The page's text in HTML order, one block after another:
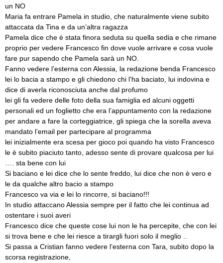
un NO
Maria fa entrare Pamela in studio, che naturalmente viene subito
attaccata da Tina e da un’altra ragazza
Pamela dice che è stata finora seduta su quella sedia e che rimane
proprio per vedere Francesco fin dove vuole arrivare e cosa vuole
fare pur sapendo che Pamela sarà un NO.
Fanno vedere l’esterna con Alessia, la redazione benda Francesco
lei lo bacia a stampo e gli chiedono chi l’ha baciato, lui indovina e
dice di averla riconosciuta anche dal profumo
lei gli fa vedere delle foto della sua famiglia ed alcuni oggetti
personali ed un foglietto che era l’appuntamento con la redazione
per andare a fare la corteggiatrice, gli spiega che la sorella aveva
mandato l’email per partecipare al programma
lei inizialmente era scesa per gioco poi quando ha visto Francesco
le è subito piaciuto tanto, adesso sente di provare qualcosa per lui
…. sta bene con lui
Si baciano e lei dice che lo sente freddo, lui dice che non è vero e
le da qualche altro bacio a stampo
Francesco va via e lei lo rincorre, si baciano!!!
In studio attaccano Alessia sempre per il fatto che lei continua ad
ostentare i suoi averi
Francesco dice che queste cose lui non le ha percepite, che con lei
si trova bene e che lei riesce a tirargli fuori solo il meglio ..
Si passa a Cristian fanno vedere l’esterna con Tara, subito dopo la
scorsa registrazione,